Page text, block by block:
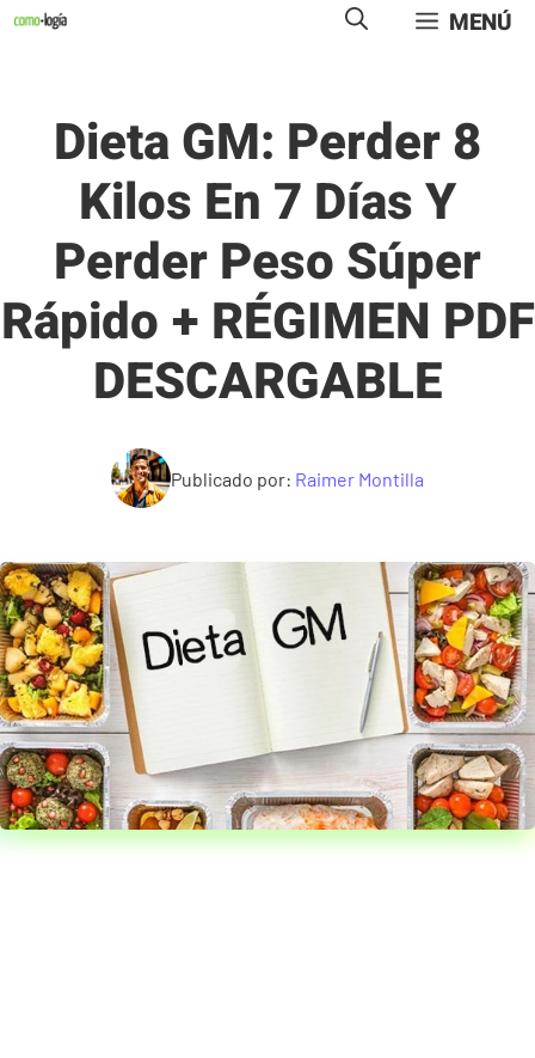
Saltar
MENÚ
Dieta GM: Perder 8
Kilos En 7 Días Y
Perder Peso Súper
Rápido + RÉGIMEN PDF
DESCARGABLE
Publicado por: Raimer Montilla